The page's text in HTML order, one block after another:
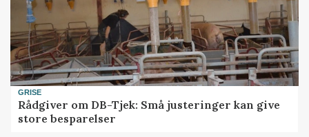
GRISE
Rådgiver om DB-Tjek: Små justeringer kan give
store besparelser